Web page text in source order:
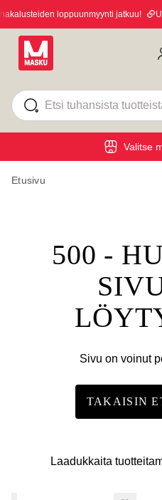
loppuunmyynti jatkuu!
Valitse
Etusivu
500 -
Sivu on voinut
TAKAISIN
Laadukkaita